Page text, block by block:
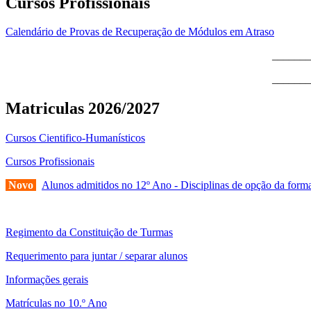
Calendário de Provas de Recuperação de Módulos em Atraso
Matriculas 2026/2027
Cursos Cientifico-Humanísticos
Cursos Profissionais
Novo
Alunos admitidos no 12º Ano - Disciplinas de opção da
Regimento da Constituição de Turmas
Requerimento para juntar / separar alunos
Informações gerais
Matrículas no 10.º Ano